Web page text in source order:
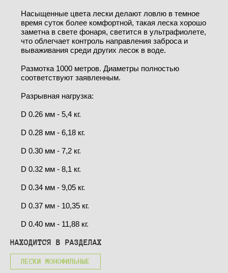
Насыщенные цвета лески делают ловлю в темное
время суток более комфортной, такая леска хорошо
заметна в свете фонаря, светится в ультрафиолете,
что облегчает контроль направления заброса и
вываживания среди других лесок в воде.
Размотка 1000 метров. Диаметры полностью
соответствуют заявленным.
Разрывная нагрузка:
D 0.26 мм - 5,4 кг.
D 0.28 мм - 6,18 кг.
D 0.30 мм - 7,2 кг.
D 0.32 мм - 8,1 кг.
D 0.34 мм - 9,05 кг.
D 0.37 мм - 10,35 кг.
D 0.40 мм - 11,88 кг.
НАХОДИТСЯ В РАЗДЕЛАХ
ЛЕСКИ МОНОФИЛЬНЫЕ